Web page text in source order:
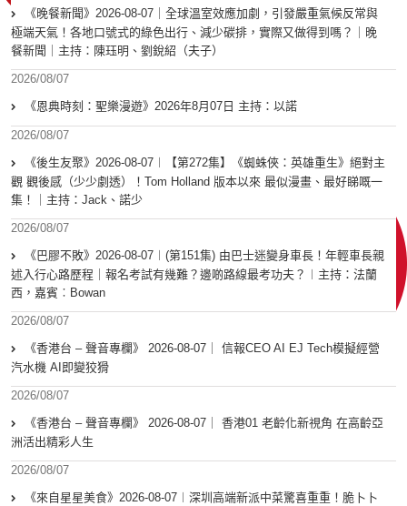
《晚餐新聞》2026-08-07｜全球溫室效應加劇，引發嚴重氣候反常與
極端天氣！各地口號式的綠色出行、減少碳排，實際又做得到嗎？｜晚
餐新聞｜主持：陳珏明、劉銳紹（夫子）
2026/08/07
《恩典時刻：聖樂漫遊》2026年8月07日 主持：以諾
2026/08/07
《後生友聚》2026-08-07︱【第272集】《蜘蛛俠：英雄重生》絕對主
觀 觀後感（少少劇透）！Tom Holland 版本以來 最似漫畫、最好睇嘅一
集！｜主持：Jack、諾少
2026/08/07
《巴膠不敗》2026-08-07︱(第151集) 由巴士迷變身車長！年輕車長親
述入行心路歷程｜報名考試有幾難？邊啲路線最考功夫？︱主持：法蘭
西，嘉賓︰Bowan
2026/08/07
《香港台 – 聲音專欄》 2026-08-07｜ 信報CEO AI EJ Tech模擬經營
汽水機 AI即變狡猾
2026/08/07
《香港台 – 聲音專欄》 2026-08-07｜ 香港01 老齡化新視角 在高齡亞
洲活出精彩人生
2026/08/07
《來自星星美食》2026-08-07︱深圳高端新派中菜驚喜重重！脆卜卜